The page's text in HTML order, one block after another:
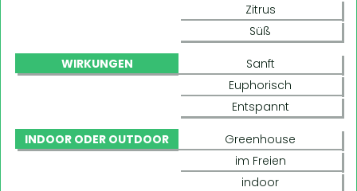
Zitrus
Süß
WIRKUNGEN
Sanft
Euphorisch
Entspannt
INDOOR ODER OUTDOOR
Greenhouse
im Freien
indoor